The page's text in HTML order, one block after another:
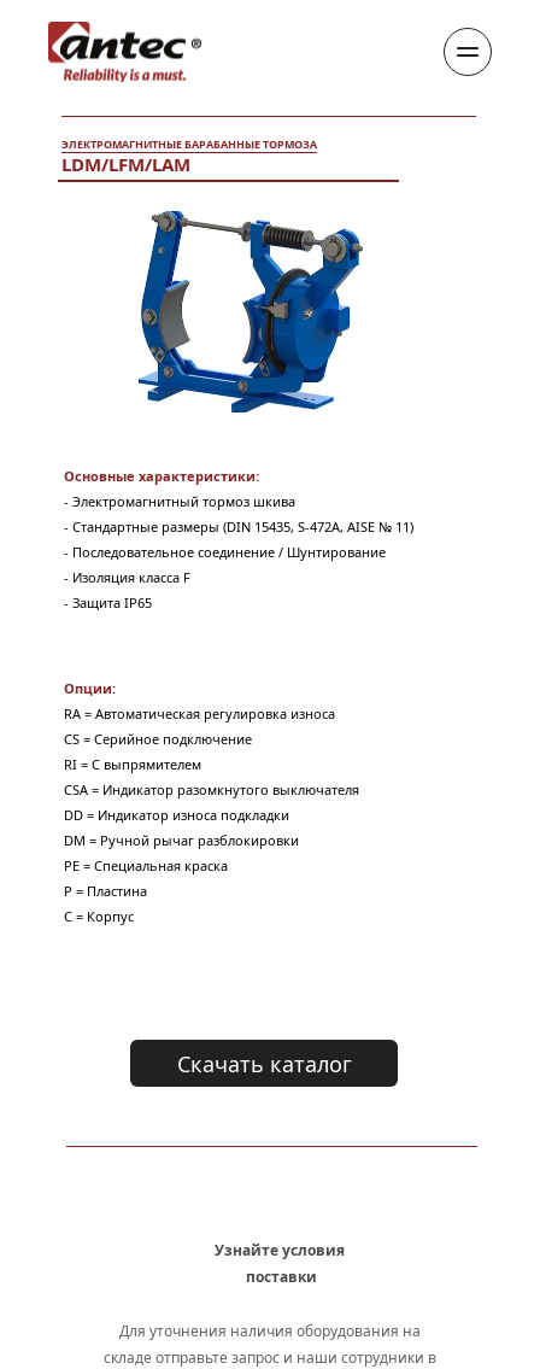
LDM/LFM/LAM
Скачать каталог
Основные характеристики:
- Электромагнитный тормоз шкива
- Стандартные размеры (DIN 15435, S-472A, AISE № 11)
- Последовательное соединение / Шунтирование
- Изоляция класса F
- Защита IP65
ЭЛЕКТРОМАГНИТНЫЕ БАРАБАННЫЕ ТОРМОЗА
Опции:
RA = Автоматическая регулировка износа
CS = Серийное подключение
RI = С выпрямителем
CSA = Индикатор разомкнутого выключателя
DD = Индикатор износа подкладки
DM = Ручной рычаг разблокировки
PE = Специальная краска
P = Пластина
C = Корпус
Узнайте условия
поставки
Для уточнения наличия оборудования на
складе отправьте запрос и наши сотрудники в